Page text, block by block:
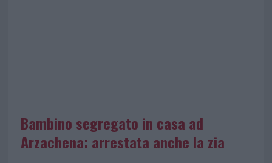
Bambino segregato in casa ad
Arzachena: arrestata anche la zia